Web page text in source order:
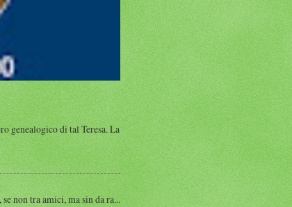
genealogico di tal Teresa. La
non tra amici, ma sin da ra...